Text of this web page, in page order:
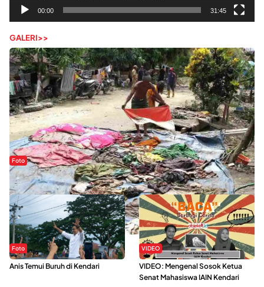
00:00 31:45
GALERI>>
Foto
Sejak Banjir Bandang, Warga Butuhkan Air Bersih
Foto
Anis Temui Buruh di Kendari
VIDEO
VIDEO: Mengenal Sosok Ketua
Senat Mahasiswa IAIN Kendari